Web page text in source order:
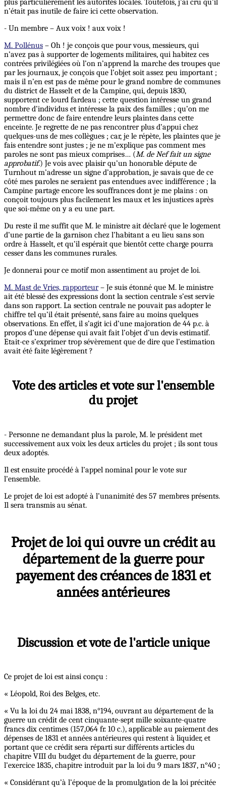
plus particulièrement les autorités locales. Toutefois, j’ai cru qu’il
n’était pas inutile de faire ici cette observation.
- Un membre – Aux voix ! aux voix !
M. Pollénus – Oh ! je conçois que pour vous, messieurs, qui
n’avez pas à supporter de logements militaires, qui habitez ces
contrées privilégiées où l’on n’apprend la marche des troupes que
par les journaux, je conçois que l’objet soit assez peu important ;
mais il n’en est pas de même pour le grand nombre de communes
du district de Hasselt et de la Campine, qui, depuis 1830,
supportent ce lourd fardeau ; cette question intéresse un grand
nombre d’individus et intéresse la paix des familles ; qu’on me
permettre donc de faire entendre leurs plaintes dans cette
enceinte. Je regrette de ne pas rencontrer plus d’appui chez
quelques-uns de mes collègues ; car, je le répète, les plaintes que je
fais entendre sont justes ; je ne m’explique pas comment mes
paroles ne sont pas mieux comprises… (M. de Nef fait un signe
approbatif.) Je vois avec plaisir qu’un honorable députe de
Turnhout m’adresse un signe d’approbation, je savais que de ce
côté mes paroles ne seraient pas entendues avec indifférence ; la
Campine partage encore les souffrances dont je me plains : on
conçoit toujours plus facilement les maux et les injustices après
que soi-même on y a eu une part.
Du reste il me suffit que M. le ministre ait déclaré que le logement
d’une partie de la garnison chez l’habitant a eu lieu sans son
ordre à Hasselt, et qu’il espérait que bientôt cette charge pourra
cesser dans les communes rurales.
Je donnerai pour ce motif mon assentiment au projet de loi.
M. Mast de Vries, rapporteur– Je suis étonné que M. le ministre
ait été blessé des expressions dont la section centrale s’est servie
dans son rapport. La section centrale ne pouvait pas adopter le
chiffre tel qu’il était présenté, sans faire au moins quelques
observations. En effet, il s’agit ici d’une majoration de 44 p.c. à
propos d’une dépense qui avait fait l’objet d’un devis estimatif.
Etait-ce s’exprimer trop sévèrement que de dire que l’estimation
avait été faite légèrement ?
Vote des articles et vote sur l'ensemble
du projet
- Personne ne demandant plus la parole, M. le président met
successivement aux voix les deux articles du projet ; ils sont tous
deux adoptés.
Il est ensuite procédé à l’appel nominal pour le vote sur
l’ensemble.
Le projet de loi est adopté à l’unanimité des 57 membres présents.
Il sera transmis au sénat.
Projet de loi qui ouvre un crédit au
département de la guerre pour
payement des créances de 1831 et
années antérieures
Discussion et vote de l'article unique
Ce projet de loi est ainsi conçu :
« Léopold, Roi des Belges, etc.
« Vu la loi du 24 mai 1838, n°194, ouvrant au département de la
guerre un crédit de cent cinquante-sept mille soixante-quatre
francs dix centimes (157,064 fr. 10 c.), applicable au paiement des
dépenses de 1831 et années antérieures qui restent à liquider, et
portant que ce crédit sera réparti sur différents articles du
chapitre VIII du budget du département de la guerre, pour
l’exercice 1835, chapitre introduit par la loi du 9 mars 1837, n°40 ;
« Considérant qu’à l’époque de la promulgation de la loi précitée